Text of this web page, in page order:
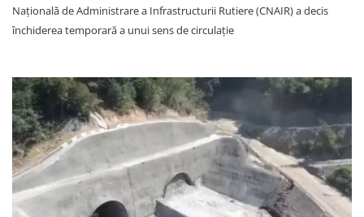
Națională de Administrare a Infrastructurii Rutiere (CNAIR) a decis
închiderea temporară a unui sens de circulație